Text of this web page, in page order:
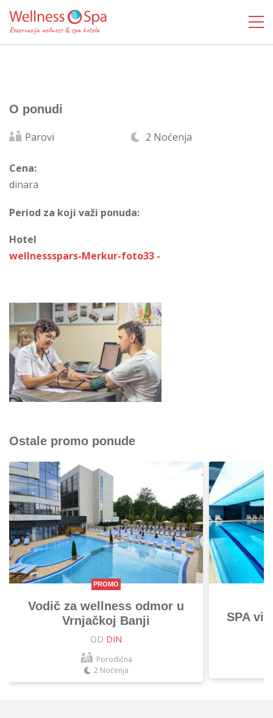
O ponudi
Parovi 2 Noćenja
Cena:
dinara
Period za koji važi ponuda:
Hotel
wellnessspars-Merkur-foto33 -
Ostale promo ponude
PROMO
Vodič za wellness odmor u
Vrnjačkoj Banji
OD DIN
Porodična
2 Noćenja
SPA